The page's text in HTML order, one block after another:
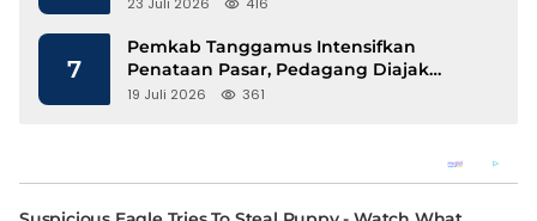
7
Pemkab Tanggamus Intensifkan
Penataan Pasar, Pedagang Diajak
Tempati Pasar Modern Talang Padang
19 Juli 2026 361